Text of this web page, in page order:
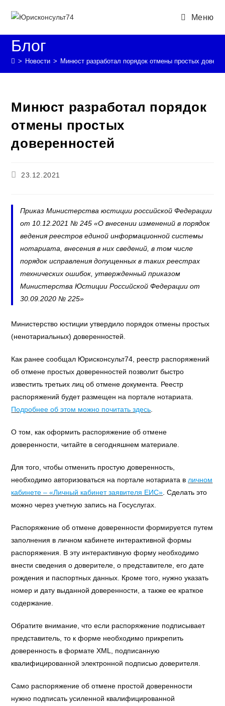
Меню
Блог
> Новости > Минюст разработал порядок отмены простых
Минюст разработал порядок
отмены простых
доверенностей
Запись
23.12.2021
Приказ Министерства юстиции российской Федерации
от 10.12.2021 № 245 «О внесении изменений в порядок
ведения реестров единой информационной системы
нотариата, внесения в них сведений, в том числе
порядок исправления допущенных в таких реестрах
технических ошибок, утвержденный приказом
Министерства Юстиции Российской Федерации от
30.09.2020 № 225»
Министерство юстиции утвердило порядок отмены простых
(ненотариальных) доверенностей.
Как ранее сообщал Юрисконсульт74, реестр распоряжений
об отмене простых доверенностей позволит быстро
известить третьих лиц об отмене документа. Реестр
распоряжений будет размещен на портале нотариата.
Подробнее об этом можно почитать здесь
О том, как оформить распоряжение об отмене
доверенности, читайте в сегодняшнем материале.
Для того, чтобы отменить простую доверенность,
необходимо авторизоваться на портале нотариата в личном
кабинете – «Личный кабинет заявителя ЕИС» . Сделать это
можно через учетную запись на Госуслугах.
Распоряжение об отмене доверенности формируется путем
заполнения в личном кабинете интерактивной формы
распоряжения. В эту интерактивную форму необходимо
внести сведения о доверителе, о представителе, его дате
рождения и паспортных данных. Кроме того, нужно указать
номер и дату выданной доверенности, а также ее краткое
содержание.
Обратите внимание, что если распоряжение подписывает
представитель, то к форме необходимо прикрепить
доверенность в формате XML, подписанную
квалифицированной электронной подписью доверителя.
Само распоряжение об отмене простой доверенности
нужно подписать усиленной квалифицированной